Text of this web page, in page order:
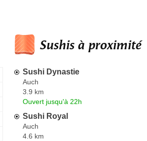
Sushis à proximité
Sushi Dynastie
Auch
3.9 km
Ouvert jusqu'à 22h
Sushi Royal
Auch
4.6 km